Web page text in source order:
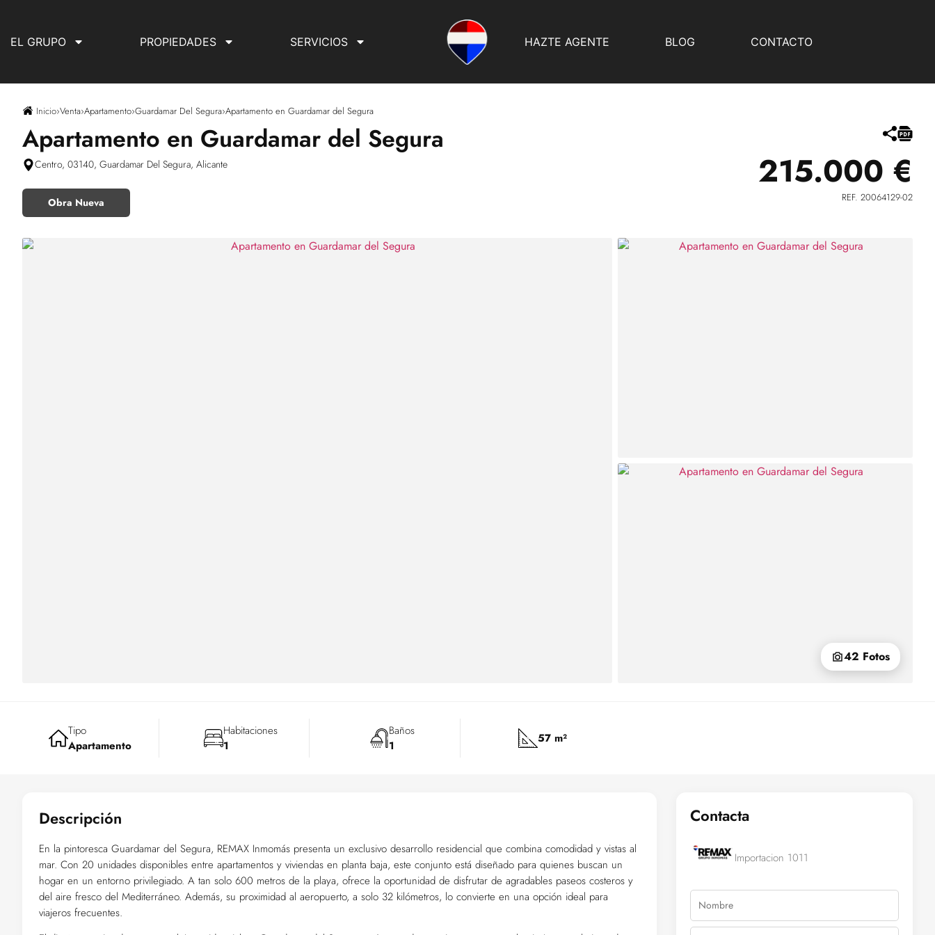
EL GRUPO PROPIEDADES SERVICIOS HAZTE AGENTE BLOG CONTACTO
Inicio›Venta›Apartamento›Guardamar Del Segura›Apartamento en Guardamar del Segura
Apartamento en Guardamar del Segura
Centro, 03140, Guardamar Del Segura, Alicante
Obra Nueva
215.000 €
REF. 20064129-02
42 Fotos
Tipo
Apartamento
Habitaciones
1
Baños
1
57 m²
Descripción
En la pintoresca Guardamar del Segura, REMAX Inmomás presenta un exclusivo desarrollo residencial que combina comodidad y vistas al
mar. Con 20 unidades disponibles entre apartamentos y viviendas en planta baja, este conjunto está diseñado para quienes buscan un
hogar en un entorno privilegiado. A tan solo 600 metros de la playa, ofrece la oportunidad de disfrutar de agradables paseos costeros y
del aire fresco del Mediterráneo. Además, su proximidad al aeropuerto, a solo 32 kilómetros, lo convierte en una opción ideal para
viajeros frecuentes.
Contacta
Importacion 1011